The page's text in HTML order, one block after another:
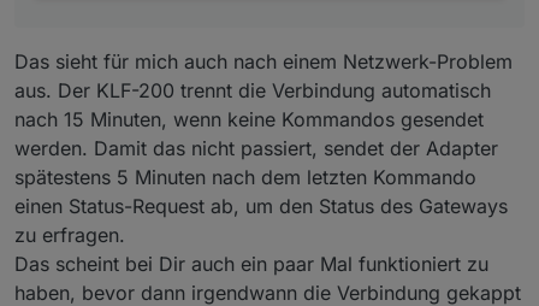
Das sieht für mich auch nach einem Netzwerk-Problem
aus. Der KLF-200 trennt die Verbindung automatisch
nach 15 Minuten, wenn keine Kommandos gesendet
werden. Damit das nicht passiert, sendet der Adapter
spätestens 5 Minuten nach dem letzten Kommando
einen Status-Request ab, um den Status des Gateways
zu erfragen.
Das scheint bei Dir auch ein paar Mal funktioniert zu
haben, bevor dann irgendwann die Verbindung gekappt